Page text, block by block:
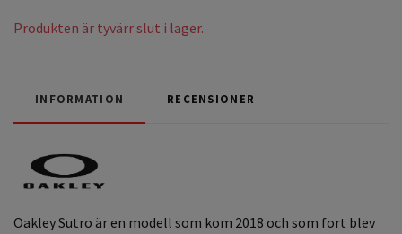
Produkten är tyvärr slut i lager.
INFORMATION RECENSIONER
Oakley Sutro är en modell som kom 2018 och som fort blev